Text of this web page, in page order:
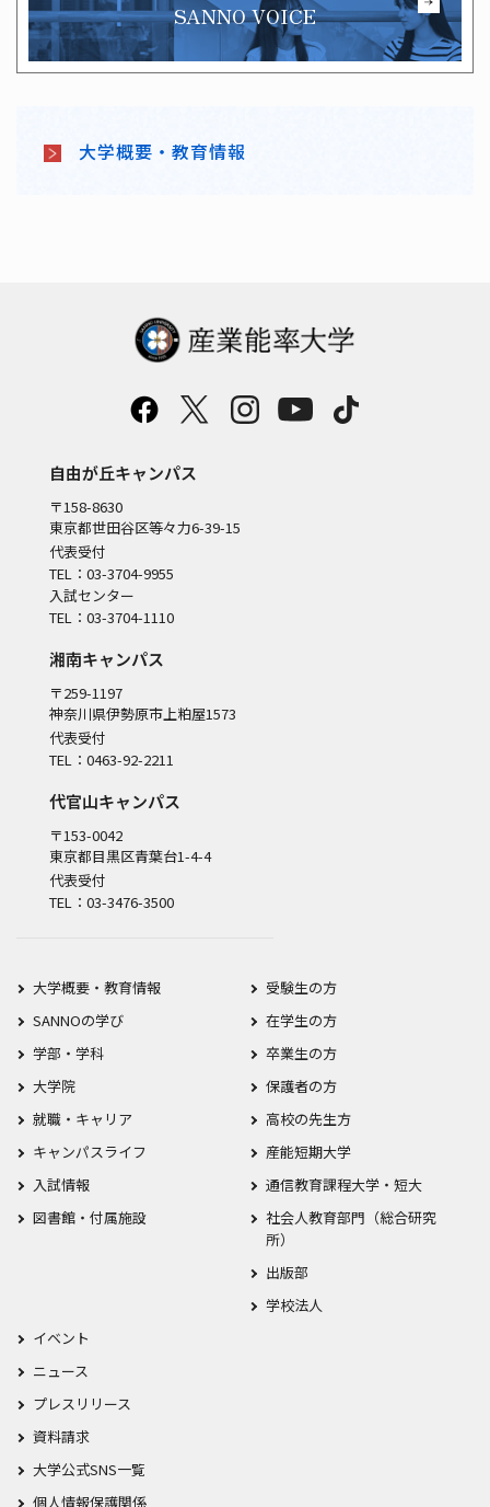
SANNO VOICE
大学概要・教育情報
自由が丘キャンパス
〒158-8630
東京都世田谷区等々力6-39-15
代表受付
TEL：03-3704-9955
入試センター
TEL：03-3704-1110
湘南キャンパス
〒259-1197
神奈川県伊勢原市上粕屋1573
代表受付
TEL：0463-92-2211
代官山キャンパス
〒153-0042
東京都目黒区青葉台1-4-4
代表受付
TEL：03-3476-3500
大学概要・教育情報
SANNOの学び
学部・学科
大学院
就職・キャリア
キャンパスライフ
入試情報
図書館・付属施設
受験生の方
在学生の方
卒業生の方
保護者の方
高校の先生方
産能短期大学
通信教育課程大学・短大
社会人教育部門（総合研究
所）
出版部
学校法人
イベント
ニュース
プレスリリース
資料請求
大学公式SNS一覧
個人情報保護関係